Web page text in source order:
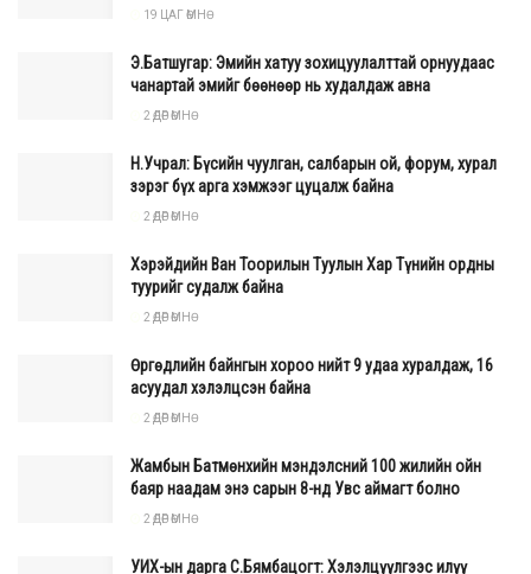
тогтоолыг үе шаттай хэрэгжүүлж байна.
19 ЦАГ ӨМНӨ
Э.Батшугар: Эмийн хатуу зохицуулалттай орнуудаас
чанартай эмийг бөөнөөр нь худалдаж авна
2 ӨДӨР ӨМНӨ
Н.Учрал: Бүсийн чуулган, салбарын ой, форум, хурал
зэрэг бүх арга хэмжээг цуцалж байна
2 ӨДӨР ӨМНӨ
Хэрэйдийн Ван Тоорилын Туулын Хар Түнийн ордны
туурийг судалж байна
2 ӨДӨР ӨМНӨ
Өргөдлийн байнгын хороо нийт 9 удаа хуралдаж, 16
асуудал хэлэлцсэн байна
2 ӨДӨР ӨМНӨ
Жамбын Батмөнхийн мэндэлсний 100 жилийн ойн
баяр наадам энэ сарын 8-нд Увс аймагт болно
2 ӨДӨР ӨМНӨ
УИХ-ын дарга С.Бямбацогт: Хэлэлцүүлгээс илүү